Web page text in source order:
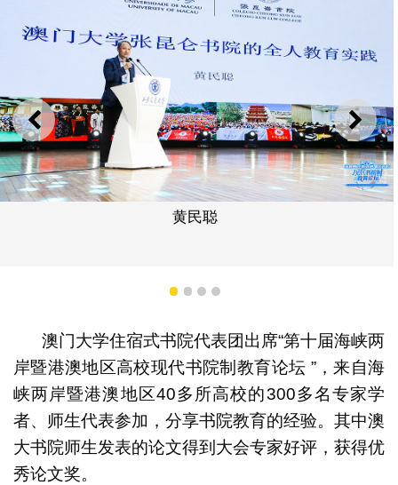
上一则 下一
黄民聪
1 2 3 4
澳门大学住宿式书院代表团出席“第十届海峡两
岸暨港澳地区高校现代书院制教育论坛 ”，来自海
峡两岸暨港澳地区40多所高校的300多名专家学
者、师生代表参加，分享书院教育的经验。其中澳
大书院师生发表的论文得到大会专家好评，获得优
秀论文奖。